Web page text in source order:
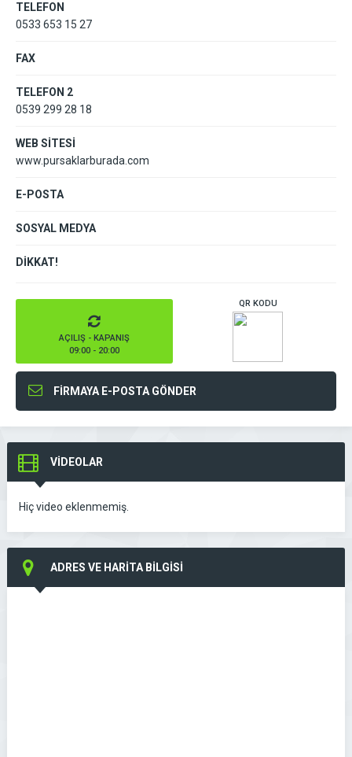
TELEFON
0533 653 15 27
FAX
TELEFON 2
0539 299 28 18
WEB SİTESİ
www.pursaklarburada.com
E-POSTA
SOSYAL MEDYA
DİKKAT!
AÇILIŞ - KAPANIŞ
09:00 - 20:00
QR KODU
FİRMAYA E-POSTA GÖNDER
VİDEOLAR
Hiç video eklenmemiş.
ADRES VE HARİTA BİLGİSİ